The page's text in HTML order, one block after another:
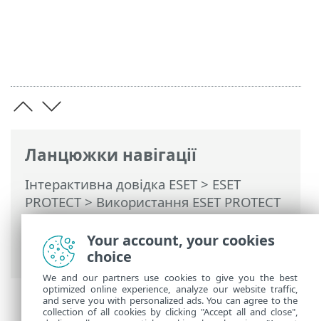
Ланцюжки навігації
Інтерактивна довідка ESET> ESET
PROTECT>Використання ESET PROTECT
>ESET PROTECT Головне меню>
Конфігурація>Додаткові параметри>
Прапорці
Your account, your cookies
choice
We and our partners use cookies to give you the best
optimized online experience, analyze our website traffic,
and serve you with personalized ads. You can agree to the
collection of all cookies by clicking "Accept all and close",